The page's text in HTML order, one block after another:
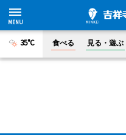
35°C 食べる 見る・遊ぶ